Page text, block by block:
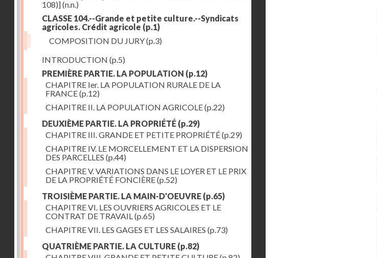
108)](n.n.)
CLASSE 104.--Grande et petite culture.--Syndicats
agricoles. Crédit agricole (p.1)
COMPOSITION DU JURY(p.3)
INTRODUCTION (p.5)
PREMIÈRE PARTIE. LA POPULATION (p.12)
CHAPITRE Ier. LA POPULATION RURALE DE LA
FRANCE(p.12)
CHAPITRE II. LA POPULATION AGRICOLE(p.22)
DEUXIÈME PARTIE. LA PROPRIÉTÉ (p.29)
CHAPITRE III. GRANDE ET PETITE PROPRIÉTÉ(p.29)
CHAPITRE IV. LE MORCELLEMENT ET LA DISPERSION
DES PARCELLES (p.44)
CHAPITRE V. VARIATIONS DANS LE LOYER ET LE PRIX
DE LA PROPRIÉTÉ FONCIÈRE(p.52)
TROISIÈME PARTIE. LA MAIN-D'OEUVRE (p.65)
CHAPITRE VI. LES OUVRIERS AGRICOLES ET LE
CONTRAT DE TRAVAIL(p.65)
CHAPITRE VII. LES GAGES ET LES SALAIRES (p.73)
QUATRIÈME PARTIE. LA CULTURE (p.82)